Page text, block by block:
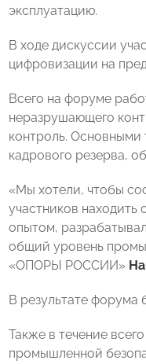
эксплуатацию.
В ходе дискуссии
цифровизации на
Всего на форуме
неразрушающего
контроль. Основными
кадрового резерва,
«Мы хотели, чтобы
участников
опытом,
общий уровень
«ОПОРЫ РОССИИ»
В результате форума
Также в течение
промышленной